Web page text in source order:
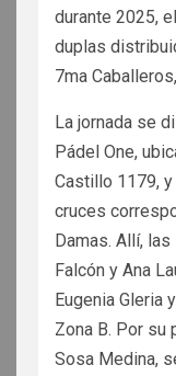
durante 2025,
duplas
7ma
La jornada se
Pádel One,
Castillo 1179,
cruces
Damas. Allí,
Falcón y Ana
Eugenia Gleria
Zona B. Por su
Sosa Medina,